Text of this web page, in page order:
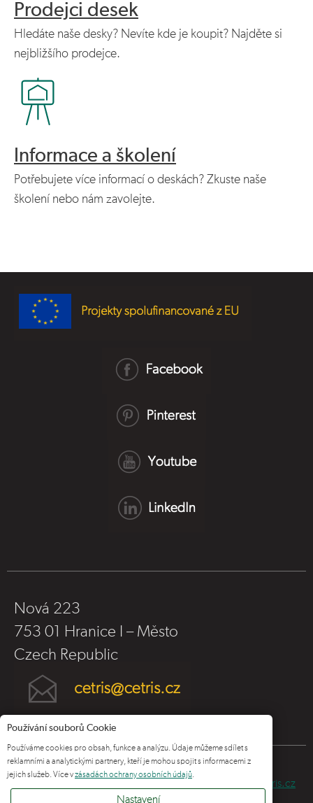
Prodejci desek
Hledáte naše desky? Nevíte kde je koupit? Najděte si
nejbližšího prodejce.
Informace a školení
Potřebujete více informací o deskách? Zkuste naše
školení nebo nám zavolejte.
Nová 223
753 01 Hranice I – Město
Czech Republic
www.cetris.cz
Používání souborů Cookie
Používáme cookies pro obsah, funkce a analýzu. Údaje můžeme sdílet s
reklamními a analytickými partnery, kteří je mohou spojit s informacemi z
jejich služeb. Více vzásadách ochrany osobních údajů
Nastavení